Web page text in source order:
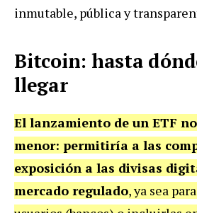
inmutable, pública y
Bitcoin: hasta
llegar
El lanzamiento de un ETF
menor: permitiría a las
exposición a las divisas
mercado regulado, ya sea